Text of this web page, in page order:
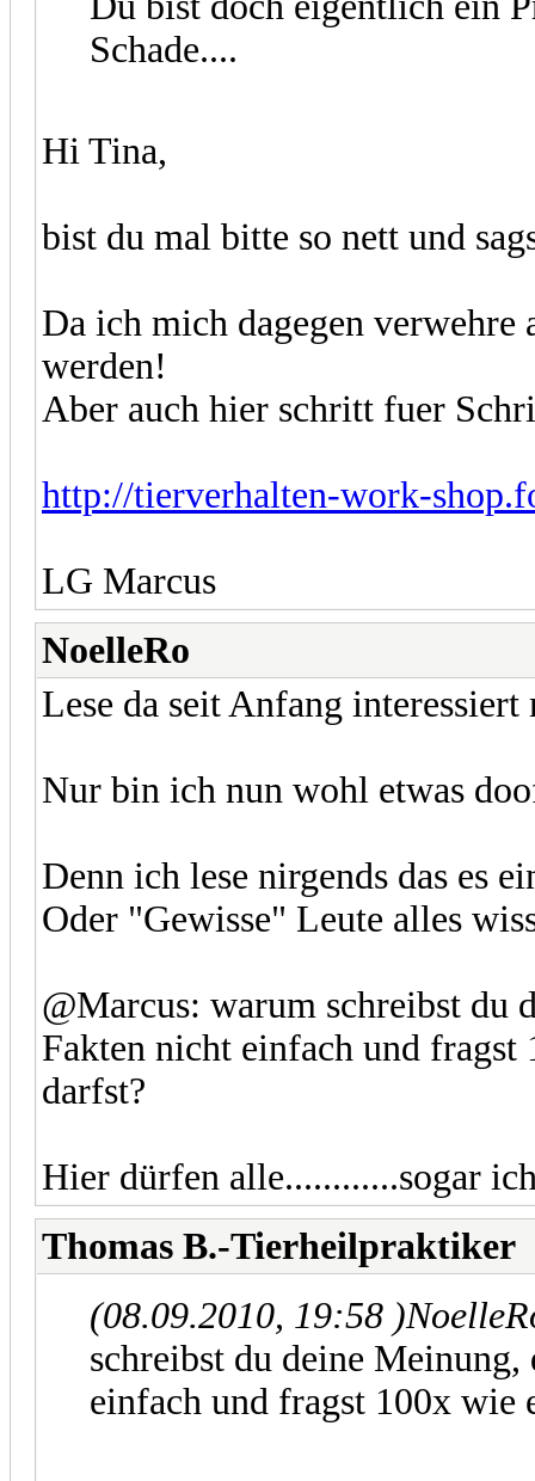
Schade....
Hi Tina,
bist du mal bitte so nett und
Da ich mich dagegen
werden!
Aber auch hier schritt fuer
http://tierverhalten-work-
LG Marcus
NoelleRo
Lese da seit Anfang interessiert
Nur bin ich nun wohl etwas
Denn ich lese nirgends das es
Oder "Gewisse" Leute alles
@Marcus: warum schreibst du
Fakten nicht einfach und
darfst?
Hier dürfen alle............sogar
Thomas B.-Tierheilpraktiker
(08.09.2010, 19:58 )
schreibst du deine
einfach und fragst 100x wie